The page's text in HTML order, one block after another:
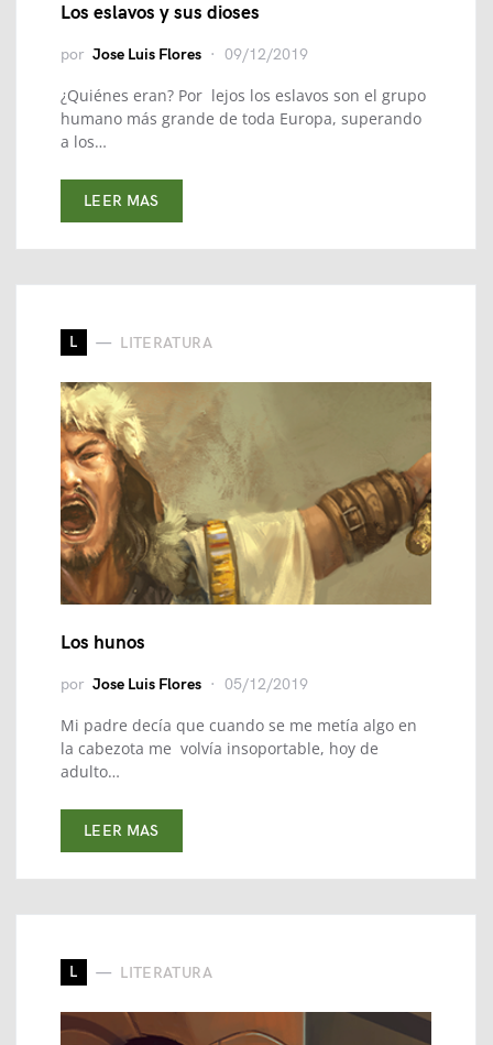
Los eslavos y sus dioses
por Jose Luis Flores 09/12/2019
¿Quiénes eran? Por lejos los eslavos son el grupo
humano más grande de toda Europa, superando
a los…
LEER MAS
L LITERATURA
Los hunos
por Jose Luis Flores 05/12/2019
Mi padre decía que cuando se me metía algo en
la cabezota me volvía insoportable, hoy de
adulto…
LEER MAS
L LITERATURA